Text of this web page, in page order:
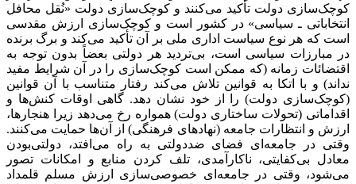
کوچک‌سازی دولت تأکید می‌کنند و کوچک‌سازی دولت «نُقل محافل
انتخاباتی ـ سیاسی» در کشور است و کوچک‌سازی ارزش مقدسی
است که هر نوع سیاست اداری ملی بر آن تأکید می‌کند و برگ برنده
در مبارزات سیاسی است، بی‌تردید هر دولتی بعضاً بدون توجه به
اقتضائات زمانه (که ممکن است کوچک‌سازی را در آن شرایط مفید
نداند) و با اتکا به قوانین تلاش می‌کند رفتار متناسب با آن قوانین
(کوچک‌سازی دولت) را از خود نشان دهد. گاهی اوقات کنش‌ها و
اقداماتی (تحولات ساختاری دولت) همواره رخ می‌دهد زیرا هنجارها،
ارزش و انتظارات جامعه (نهادهای فرهنگی) از آن‌ها حمایت می‌کنند.
وقتی در جامعه‌ای فضای ضددولتی به راه می‌افتد، دولتی‌بودن
معادل بی‌کفایتی، ناکارآمدی، تلف کردن منابع و امکانات تصور
می‌شود، وقتی در جامعه‌ای خصوصی‌سازی ارزش مسلم قلمداد